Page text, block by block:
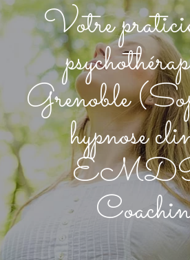
Votre
Grenoble
hypnose